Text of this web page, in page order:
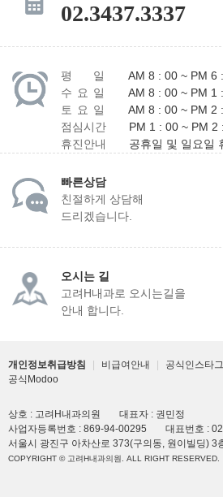
02.3437.3337
평 일
AM 8 : 00 ~ PM 6
수 요 일
AM 8 : 00 ~ PM 1
토 요 일
AM 8 : 00 ~ PM 2
점심시간
PM 1 : 00 ~ PM 2
휴진안내
공휴일 및 일요일
빠른상담
친절하게 상담해
드리겠습니다.
오시는 길
고려H내과로 오시는길을
안내 합니다.
개인정보취급방침 비급여안내 공식인스타
공식Modoo
상호 : 고려H내과의원
대표자 : 권민정
사업자등록번호 : 869-94-00295
대표번호 :
서울시 광진구 아차산로 373(구의동, 원이빌딩) 3
COPYRIGHT © 고려H내과의원. ALL RIGHT RESERVED.